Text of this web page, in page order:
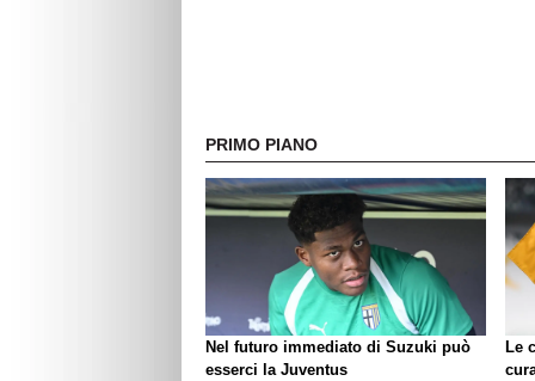
PRIMO PIANO
Nel futuro immediato di Suzuki può
esserci la Juventus
Le